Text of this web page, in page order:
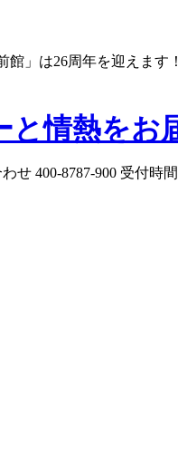
」は26周年を迎えます！